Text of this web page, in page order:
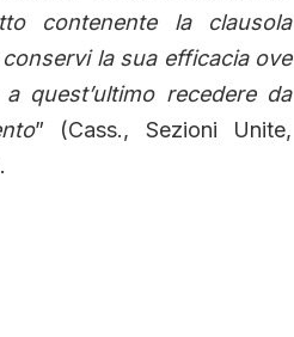
contenente la clausola
la sua efficacia ove
quest’ultimo recedere da
” (Cass., Sezioni Unite,